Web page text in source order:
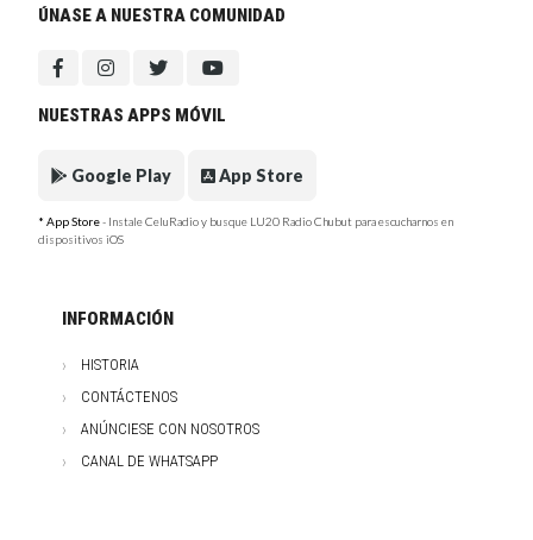
ÚNASE A NUESTRA COMUNIDAD
NUESTRAS APPS MÓVIL
Google Play App Store
* App Store- Instale CeluRadio y busque LU20 Radio Chubut para escucharnos en
dispositivos iOS
INFORMACIÓN
HISTORIA
CONTÁCTENOS
ANÚNCIESE CON NOSOTROS
CANAL DE WHATSAPP